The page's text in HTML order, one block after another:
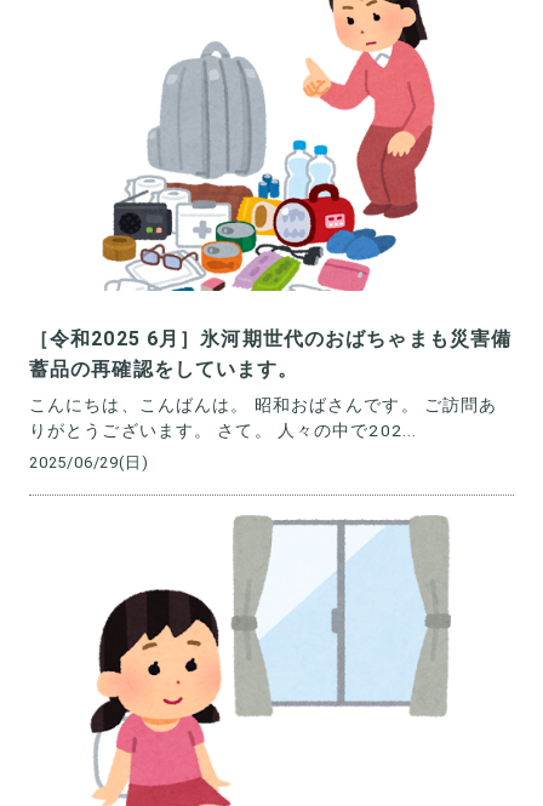
［令和2025 6月］氷河期世代のおばちゃまも災害備
蓄品の再確認をしています。
こんにちは、こんばんは。 昭和おばさんです。 ご訪問あ
りがとうございます。 さて。 人々の中で202...
2025/06/29(日)